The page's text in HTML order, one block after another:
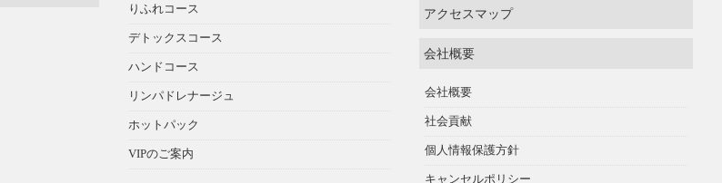
りふれコース
デトックスコース
ハンドコース
リンパドレナージュ
ホットパック
VIPのご案内
アクセスマップ
会社概要
会社概要
社会貢献
個人情報保護方針
キャンセルポリシー